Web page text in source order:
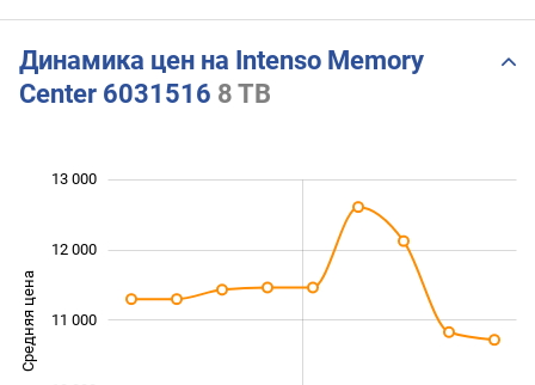
Динамика цен на Intenso Memory
Center 6031516 8 TB
Средняя цена 10 000
11 000
12 000
13 000